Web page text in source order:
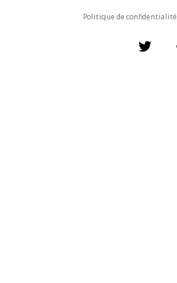
Politique de confidentialité